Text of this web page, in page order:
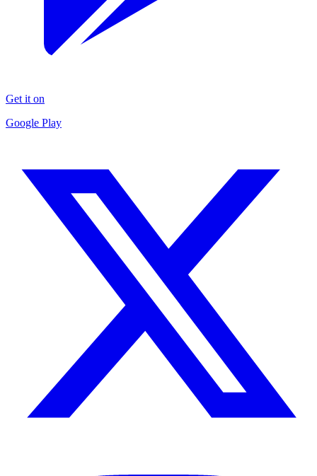
Get it on
Google Play